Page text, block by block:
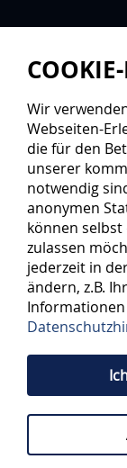
Am 12.
Wir
Webseiten-
die für den
unserer
notwendig
anonymen
können selbst
zulassen
jederzeit in
ändern, z.B.